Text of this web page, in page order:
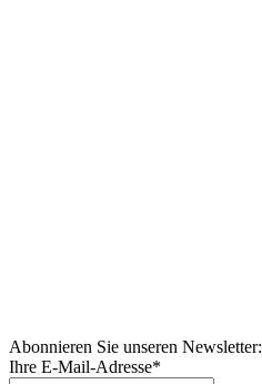
Abonnieren Sie unseren Newsletter:
Ihre E-Mail-Adresse*